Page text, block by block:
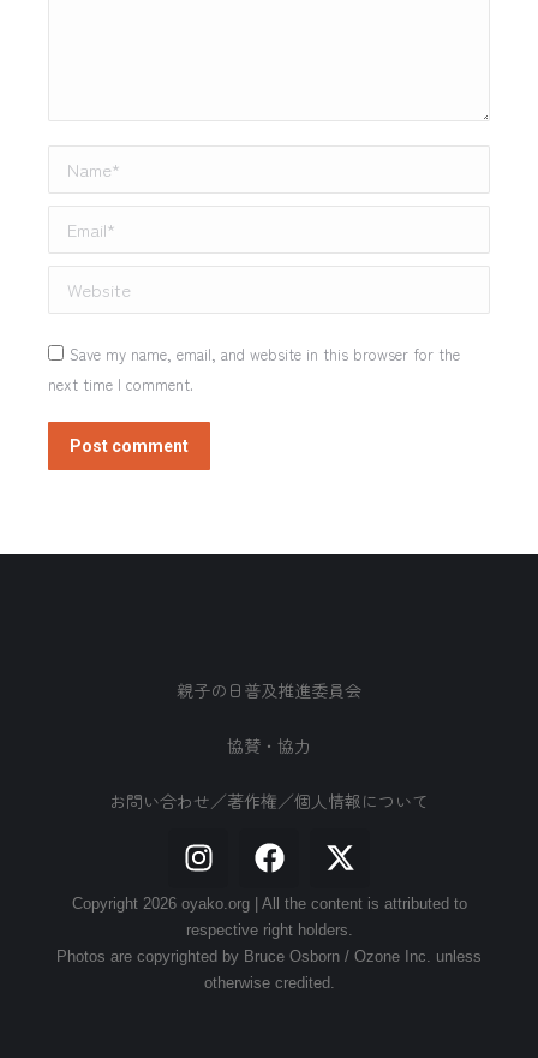
Name *
Email *
Website
Save my name, email, and website in this browser for the
next time I comment.
Post comment
親子の日普及推進委員会
協賛・協力
お問い合わせ／著作権／個人情報について
Copyright 2026 oyako.org | All the content is attributed to
respective right holders.
Photos are copyrighted by Bruce Osborn / Ozone Inc. unless
otherwise credited.